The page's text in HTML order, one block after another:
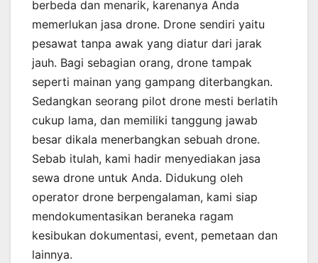
berbeda dan menarik, karenanya Anda
memerlukan jasa drone. Drone sendiri yaitu
pesawat tanpa awak yang diatur dari jarak
jauh. Bagi sebagian orang, drone tampak
seperti mainan yang gampang diterbangkan.
Sedangkan seorang pilot drone mesti berlatih
cukup lama, dan memiliki tanggung jawab
besar dikala menerbangkan sebuah drone.
Sebab itulah, kami hadir menyediakan jasa
sewa drone untuk Anda. Didukung oleh
operator drone berpengalaman, kami siap
mendokumentasikan beraneka ragam
kesibukan dokumentasi, event, pemetaan dan
lainnya.